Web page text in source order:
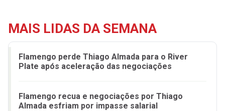
MAIS LIDAS DA SEMANA
Flamengo perde Thiago Almada para o River
Plate após aceleração das negociações
Flamengo recua e negociações por Thiago
Almada esfriam por impasse salarial